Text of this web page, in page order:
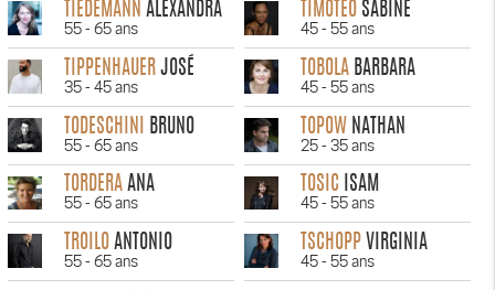
TIEDEMANN ALEXANDRA
55 - 65 ans
TIMOTEOSABINE
45 - 55 ans
TIPPENHAUERJOSÉ
35 - 45 ans
TOBOLABARBARA
45 - 55 ans
TODESCHINI BRUNO
55 - 65 ans
TOPOW NATHAN
25 - 35 ans
TORDERAANA
55 - 65 ans
TOSIC ISAM
45 - 55 ans
TROILOANTONIO
55 - 65 ans
TSCHOPPVIRGINIA
45 - 55 ans